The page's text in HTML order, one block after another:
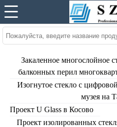
Закаленное многослойное
балконных перил
Изогнутое стекло с
музея на
Проект U Glass в Косово
Проект изолированных